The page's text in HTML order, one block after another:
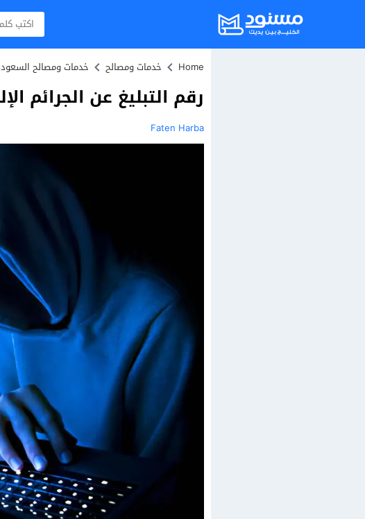
Home خدمات ومصالح خدمات ومصالح
رقم التبليغ عن الجرائم
Faten Harba